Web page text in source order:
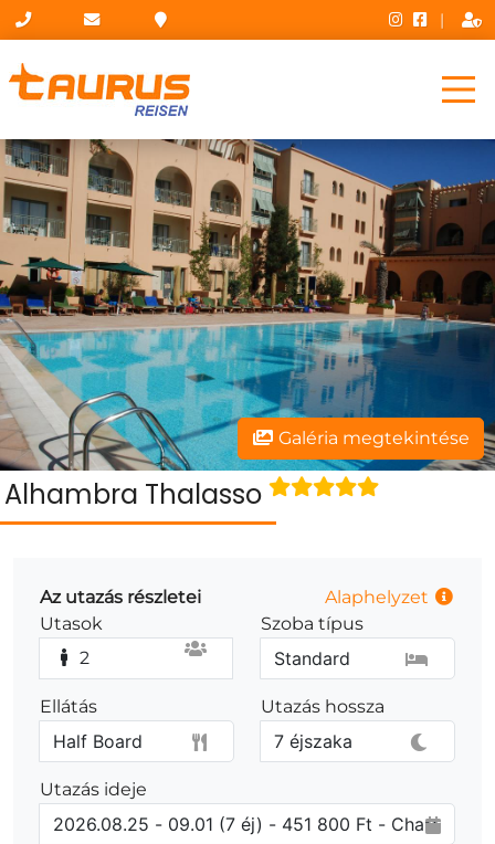
|
Galéria megtekintése
Alhambra Thalasso
Az utazás részletei
Alaphelyzet
Utasok
2
Szoba típus
Ellátás Utazás hossza
Utazás ideje